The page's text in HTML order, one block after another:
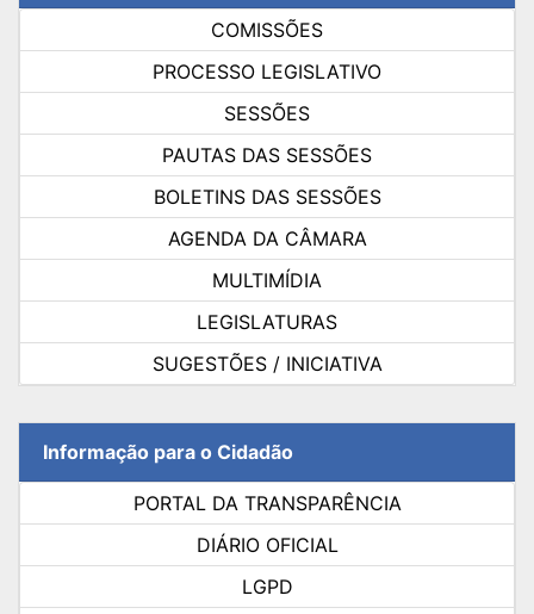
COMISSÕES
PROCESSO LEGISLATIVO
SESSÕES
PAUTAS DAS SESSÕES
BOLETINS DAS SESSÕES
AGENDA DA CÂMARA
MULTIMÍDIA
LEGISLATURAS
SUGESTÕES / INICIATIVA
Informação para o Cidadão
PORTAL DA TRANSPARÊNCIA
DIÁRIO OFICIAL
LGPD